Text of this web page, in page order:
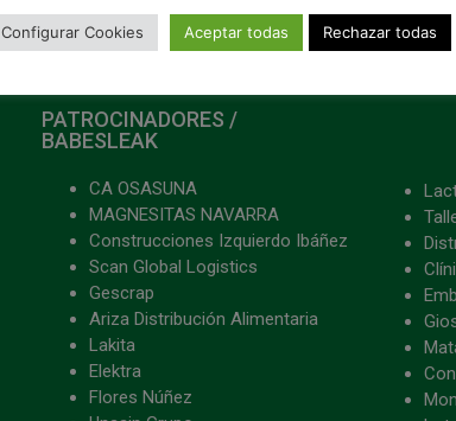
PATROCINADORES /
BABESLEAK
CA OSASUNA
MAGNESITAS NAVARRA
Construcciones Izquierdo Ibáñez
Scan Global Logistics
Gescrap
Ariza Distribución Alimentaria
Lakita
Elektra
Flores Núñez
Configurar Cookies Aceptar todas Rechazar todas